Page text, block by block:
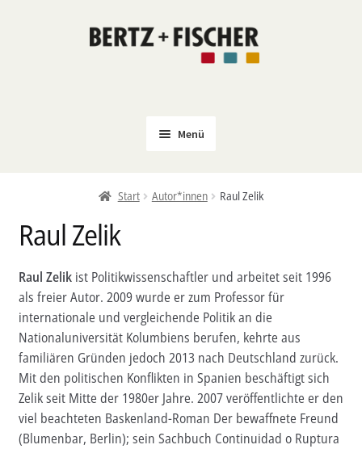
Zur
Zum
Menü
Coming Soon
Politik
PROKLA
Open Access
Untermenü
öffnen
Film & Kultur
Untermenü
öffnen
Autor*innen
Aktuelles
Verlag
Start Autor*innen Raul Zelik
Raul Zelik
Raul Zelik ist Politikwissenschaftler und arbeitet seit 1996
als freier Autor. 2009 wurde er zum Professor für
internationale und vergleichende Politik an die
Nationaluniversität Kolumbiens berufen, kehrte aus
familiären Gründen jedoch 2013 nach Deutschland zurück.
Mit den politischen Konflikten in Spanien beschäftigt sich
Zelik seit Mitte der 1980er Jahre. 2007 veröffentlichte er den
viel beachteten Baskenland-Roman Der bewaffnete Freund
(Blumenbar, Berlin); sein Sachbuch Continuidad o Ruptura